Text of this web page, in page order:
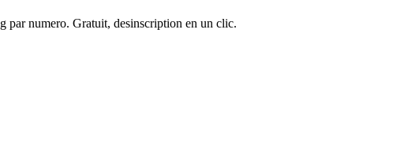
par numero. Gratuit, desinscription en un clic.